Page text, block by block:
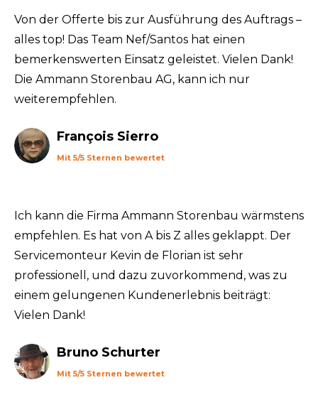
Von der Offerte bis zur Ausführung des Auftrags –
alles top! Das Team Nef/Santos hat einen
bemerkenswerten Einsatz geleistet. Vielen Dank!
Die Ammann Storenbau AG, kann ich nur
weiterempfehlen.
François Sierro
Mit 5/5 Sternen bewertet
Ich kann die Firma Ammann Storenbau wärmstens
empfehlen. Es hat von A bis Z alles geklappt. Der
Servicemonteur Kevin de Florian ist sehr
professionell, und dazu zuvorkommend, was zu
einem gelungenen Kundenerlebnis beiträgt:
Vielen Dank!
Bruno Schurter
Mit 5/5 Sternen bewertet